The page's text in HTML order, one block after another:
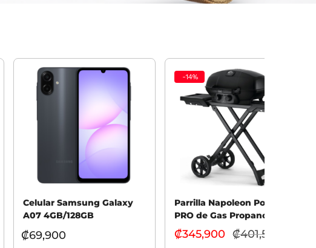
Celular Samsung Galaxy
A07 4GB/128GB
₡69,900
-14%
Parrilla Napoleon Portátil
PRO de Gas Propano con
Carrito de Tijera
PRO285X-PHM
₡345,900 ₡401,500